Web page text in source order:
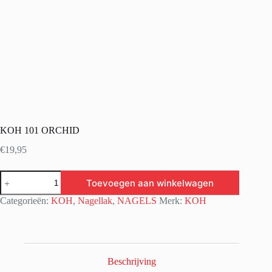
KOH 101 ORCHID
€19,95
KOH
101
ORCHID
aantal
Toevoegen aan winkelwagen
Categorieën: KOH, Nagellak, NAGELS Merk: KOH
Beschrijving